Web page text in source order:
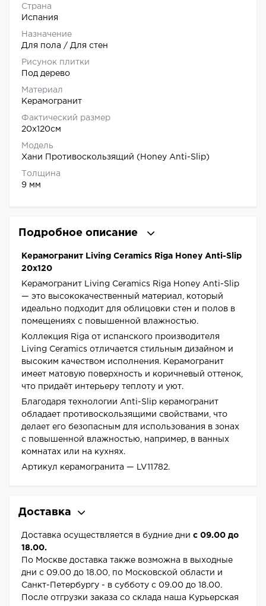
Страна
Испания
Назначение
Для пола / Для стен
Рисунок плитки
Под дерево
Материал
Керамогранит
Фактический размер
20x120см
Модель
Хани Противоскользящий (Honey Anti-Slip)
Толщина
9 мм
Подробное описание
Керамогранит Living Ceramics Riga Honey Anti-Slip
20x120
Керамогранит Living Ceramics Riga Honey Anti-Slip
— это высококачественный материал, который
идеально подходит для облицовки стен и полов в
помещениях с повышенной влажностью.
Коллекция Riga от испанского производителя
Living Ceramics отличается стильным дизайном и
высоким качеством исполнения. Керамогранит
имеет матовую поверхность и коричневый оттенок,
что придаёт интерьеру теплоту и уют.
Благодаря технологии Anti-Slip керамогранит
обладает противоскользящими свойствами, что
делает его безопасным для использования в зонах
с повышенной влажностью, например, в ванных
комнатах или на кухнях.
Артикул керамогранита — LV11782.
Доставка
Доставка осуществляется в будние дни с 09.00 до
18.00.
По Москве доставка также возможна в выходные
дни с 09.00 до 18.00, по Московской области и
Санкт-Петербургу - в субботу с 09.00 до 18.00.
После отгрузки заказа со склада наша Курьерская